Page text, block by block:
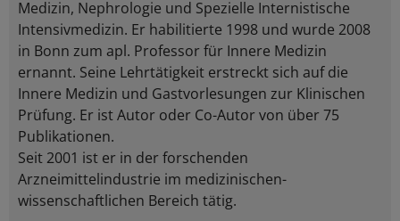
Medizin, Nephrologie und Spezielle Internistische
Intensivmedizin. Er habilitierte 1998 und wurde 2008
in Bonn zum apl. Professor für Innere Medizin
ernannt. Seine Lehrtätigkeit erstreckt sich auf die
Innere Medizin und Gastvorlesungen zur Klinischen
Prüfung. Er ist Autor oder Co-Autor von über 75
Publikationen.
Seit 2001 ist er in der forschenden
Arzneimittelindustrie im medizinischen-
wissenschaftlichen Bereich tätig.